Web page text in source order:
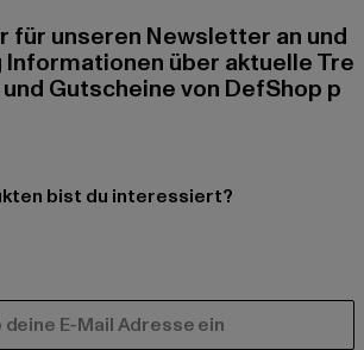
für unseren Newsletter an und
über aktuelle Tre
Gutscheine von DefShop p
bist du interessiert?